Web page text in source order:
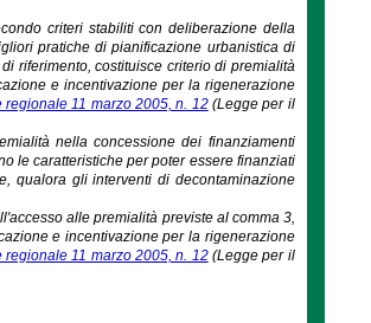
criteri stabiliti con deliberazione della
pratiche di pianificazione urbanistica di
riferimento, costituisce criterio di premialità
e incentivazione per la rigenerazione
regionale 11 marzo 2005, n. 12(Legge per il
nella concessione dei finanziamenti
le caratteristiche per poter essere finanziati
qualora gli interventi di decontaminazione
alle premialità previste al comma 3,
e incentivazione per la rigenerazione
regionale 11 marzo 2005, n. 12(Legge per il